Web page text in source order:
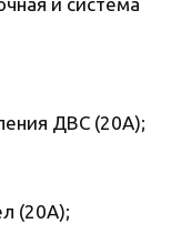
ДВС (20А);
(20А);